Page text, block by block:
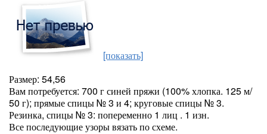
[показать]
Размер: 54,56
Вам потребуется: 700 г синей пряжи (100% хлопка. 125 м/
50 г); прямые спицы № 3 и 4; круговые спицы № 3.
Резинка, спицы № 3: попеременно 1 лиц . 1 изн.
Все последующие узоры вязать по схеме.